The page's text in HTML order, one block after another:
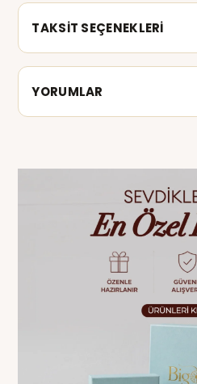
TAKSİT SEÇENEKLERİ
YORUMLAR